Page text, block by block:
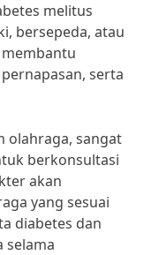
melitus
bersepeda, atau
serta
olahraga, sangat
berkonsultasi
akan
yang sesuai
diabetes dan
selama